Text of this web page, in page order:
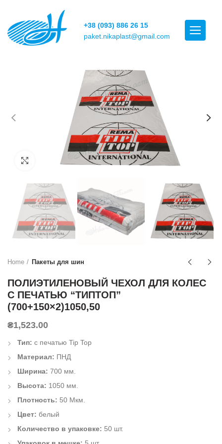
+38 (093) 886 26 15
paket.nikaplast@gmail.com
Click to enlarge
Home Пакеты для шин
ПОЛИЭТИЛЕНОВЫЙ ЧЕХОЛ ДЛЯ КОЛЕС
С ПЕЧАТЬЮ “ТИПТОП”
(700+150×2)1050,50
₴1,523.00
Тип: с печатью Tip Top
Материал: ПНД
Ширина: 700 мм.
Высота: 1050 мм.
Плотность: 50 Мкм.
Цвет: белый
Количество в упаковке: 50 шт.